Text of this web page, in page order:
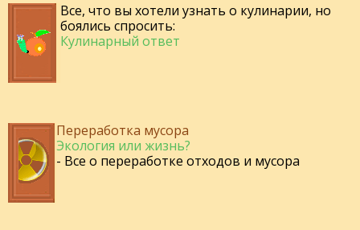
Все, что вы хотели узнать о кулинарии, но
боялись спросить:
Кулинарный ответ
Переработка мусора
Экология или жизнь?
- Все о переработке отходов и мусора